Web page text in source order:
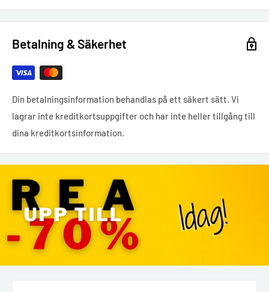
Betalning & Säkerhet
Din betalningsinformation behandlas på ett säkert sätt. Vi
lagrar inte kreditkortsuppgifter och har inte heller tillgång till
dina kreditkortsinformation.